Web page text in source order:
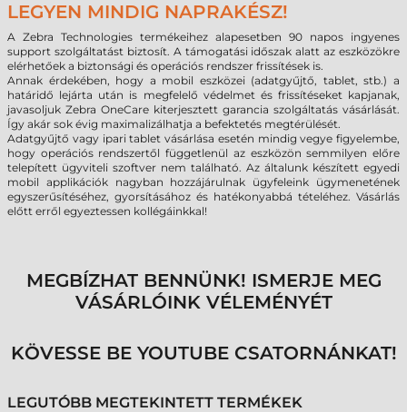
LEGYEN MINDIG NAPRAKÉSZ!
A Zebra Technologies termékeihez alapesetben 90 napos ingyenes
support szolgáltatást biztosít. A támogatási időszak alatt az eszközökre
elérhetőek a biztonsági és operációs rendszer frissítések is.
Annak érdekében, hogy a mobil eszközei (adatgyűjtő, tablet, stb.) a
határidő lejárta után is megfelelő védelmet és frissítéseket kapjanak,
javasoljuk Zebra OneCare kiterjesztett garancia szolgáltatás vásárlását.
Így akár sok évig maximalizálhatja a befektetés megtérülését.
Adatgyűjtő vagy ipari tablet vásárlása esetén mindig vegye figyelembe,
hogy operációs rendszertől függetlenül az eszközön semmilyen előre
telepített ügyviteli szoftver nem található. Az általunk készített egyedi
mobil applikációk nagyban hozzájárulnak ügyfeleink ügymenetének
egyszerűsítéséhez, gyorsításához és hatékonyabbá tételéhez. Vásárlás
előtt erről egyeztessen kollégáinkkal!
MEGBÍZHAT BENNÜNK! ISMERJE MEG
VÁSÁRLÓINK VÉLEMÉNYÉT
KÖVESSE BE YOUTUBE CSATORNÁNKAT!
LEGUTÓBB MEGTEKINTETT TERMÉKEK